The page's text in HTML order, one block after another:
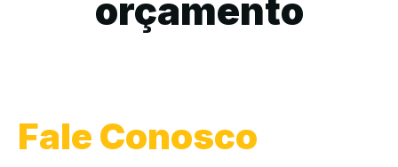
orçamento
Fale Conosco